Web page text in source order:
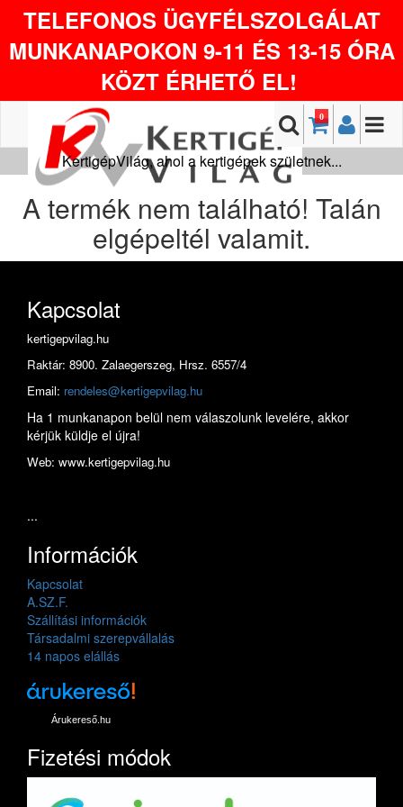
TELEFONOS ÜGYFÉLSZOLGÁLAT
MUNKANAPOKON 9-11 ÉS 13-15 ÓRA
KÖZT ÉRHETŐ EL!
0
KertigépVilág, ahol a kertigépek születnek...
A termék nem található! Talán
elgépeltél valamit.
Kapcsolat
kertigepvilag.hu
Raktár: 8900. Zalaegerszeg, Hrsz. 6557/4
Email: rendeles@kertigepvilag.hu
Ha 1 munkanapon belül nem válaszolunk levelére, akkor
kérjük küldje el újra!
Web: www.kertigepvilag.hu
...
Információk
Kapcsolat
A.SZ.F.
Szállítási információk
Társadalmi szerepvállalás
14 napos elállás
Árukereső.hu
Fizetési módok